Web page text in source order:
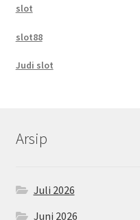
slot
slot88
Judi slot
Arsip
Juli 2026
Juni 2026